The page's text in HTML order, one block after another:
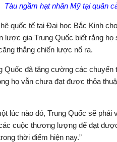
Tàu ngầm hạt nhân Mỹ tại quân
quốc tế tại Đại học Bắc Kinh
lược gia Trung Quốc biết rằng
thẳng chiến lược nổ ra.
Quốc đã tăng cường các
họ vẫn chưa đạt được thỏa
lúc nào đó, Trung Quốc sẽ
cuộc thương lượng để đạt
thời điểm hiện nay.”